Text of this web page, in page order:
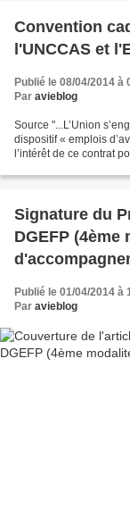
Convention
l'UNCCAS et
Publié le 08/04/2014 à
Par avieblog
Source "...L’Union
dispositif « emplois
l’intérêt de ce contrat
Signature du
DGEFP
Publié le 01/04/2014 à
Par avieblog